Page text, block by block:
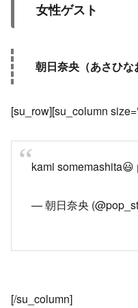
女性ゲスト
朝日奈央（あさひな
[su_row][su_column
kami somemashita😃
— 朝日奈央
[/su_column]